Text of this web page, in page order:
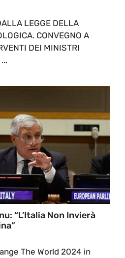
LEGGE DELLA
CONVEGNO A
DEI MINISTRI
“L’Italia Non Invierà
The World 2024 in